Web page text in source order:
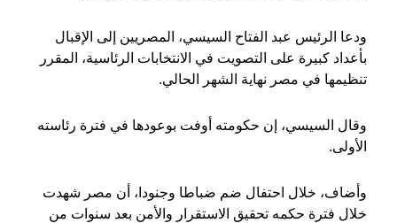
ودعا الرئيس عبد الفتاح السيسي، المصريين إلى الإقبال
بأعداد كبيرة على التصويت في الانتخابات الرئاسية، المقرر
تنظيمها في مصر نهاية الشهر الحالي.
وقال السيسي، إن حكومته أوفت بوعودها في فترة رئاسته
الأولى.
وأضاف، خلال احتفال ضم ضباطا وجنودا، أن مصر شهدت
خلال فترة حكمه تحقيق الاستقرار والأمن بعد سنوات من